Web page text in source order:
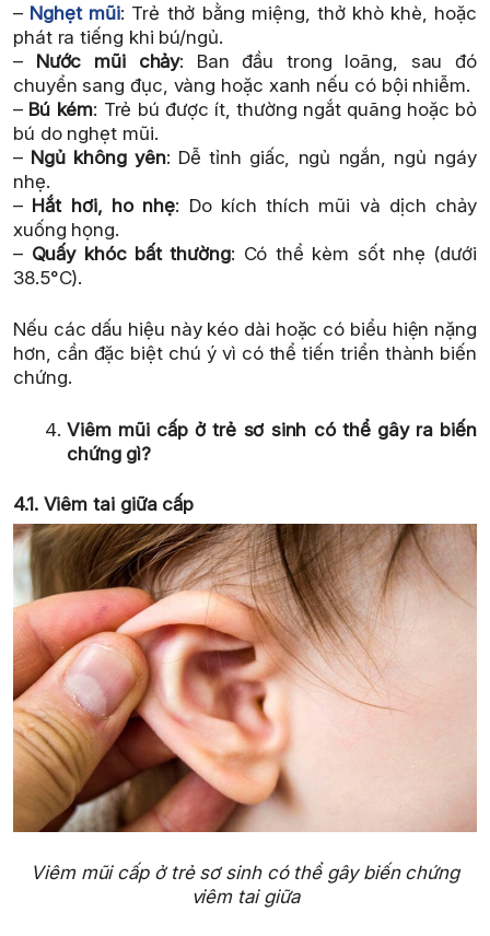
– Nghẹt mũi: Trẻ thở bằng miệng, thở khò khè, hoặc
phát ra tiếng khi bú/ngủ.
– Nước mũi chảy: Ban đầu trong loãng, sau đó
chuyển sang đục, vàng hoặc xanh nếu có bội nhiễm.
– Bú kém: Trẻ bú được ít, thường ngắt quãng hoặc bỏ
bú do nghẹt mũi.
– Ngủ không yên: Dễ tỉnh giấc, ngủ ngắn, ngủ ngáy
nhẹ.
– Hắt hơi, ho nhẹ: Do kích thích mũi và dịch chảy
xuống họng.
– Quấy khóc bất thường: Có thể kèm sốt nhẹ (dưới
38.5°C).
Nếu các dấu hiệu này kéo dài hoặc có biểu hiện nặng
hơn, cần đặc biệt chú ý vì có thể tiến triển thành biến
chứng.
Viêm mũi cấp ở trẻ sơ sinh có thể gây ra biến
chứng gì?
4.1. Viêm tai giữa cấp
Viêm mũi cấp ở trẻ sơ sinh có thể gây biến chứng
viêm tai giữa